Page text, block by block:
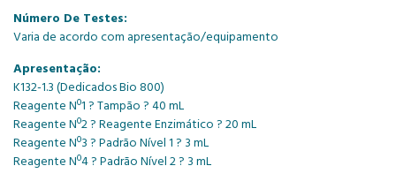
Número De Testes:
Varia de acordo com apresentação/equipamento
Apresentação:
K132-1.3 (Dedicados Bio 800)
Reagente Nº1 ? Tampão ? 40 mL
Reagente Nº2 ? Reagente Enzimático ? 20 mL
Reagente Nº3 ? Padrão Nível 1 ? 3 mL
Reagente Nº4 ? Padrão Nível 2 ? 3 mL